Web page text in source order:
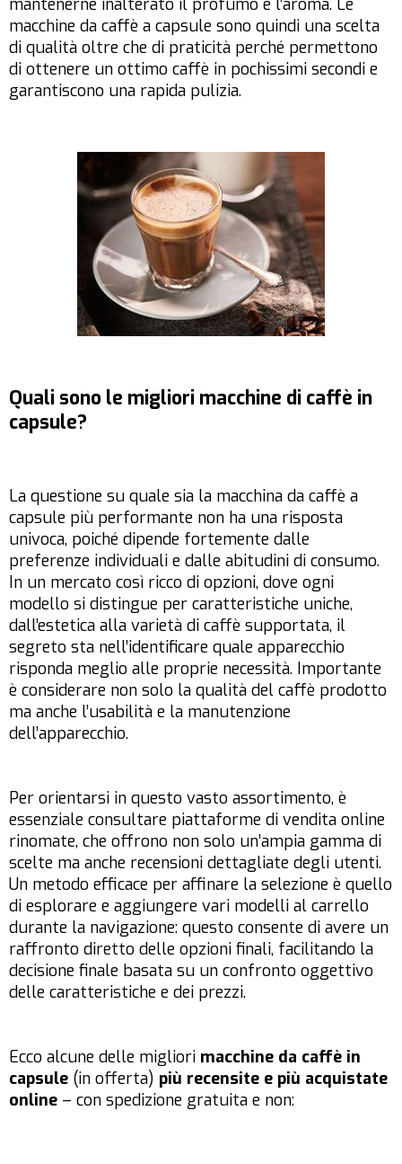
macchine da caffè a capsule sono quindi una scelta
di qualità oltre che di praticità perché permettono
di ottenere un ottimo caffè in pochissimi secondi e
garantiscono una rapida pulizia.
Quali sono le migliori macchine di caffè in
capsule?
La questione su quale sia la macchina da caffè a
capsule più performante non ha una risposta
univoca, poiché dipende fortemente dalle
preferenze individuali e dalle abitudini di consumo.
In un mercato così ricco di opzioni, dove ogni
modello si distingue per caratteristiche uniche,
dall’estetica alla varietà di caffè supportata, il
segreto sta nell’identificare quale apparecchio
risponda meglio alle proprie necessità. Importante
è considerare non solo la qualità del caffè prodotto
ma anche l’usabilità e la manutenzione
dell’apparecchio.
Per orientarsi in questo vasto assortimento, è
essenziale consultare piattaforme di vendita online
rinomate, che offrono non solo un’ampia gamma di
scelte ma anche recensioni dettagliate degli utenti.
Un metodo efficace per affinare la selezione è quello
di esplorare e aggiungere vari modelli al carrello
durante la navigazione: questo consente di avere un
raffronto diretto delle opzioni finali, facilitando la
decisione finale basata su un confronto oggettivo
delle caratteristiche e dei prezzi.
Ecco alcune delle migliori macchine da caffè in
capsule (in offerta) più recensite e più acquistate
online – con spedizione gratuita e non: